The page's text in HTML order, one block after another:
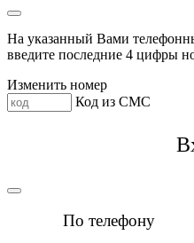
На указанный Вами
введите последние 4 цифры
Изменить номер
Код из СМС
По телефону